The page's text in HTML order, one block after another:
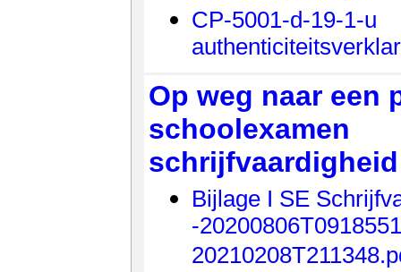
CP-5001-d-19-1-u
Op weg naar een
schoolexamen
schrijfvaardigheid
Bijlage I SE
-